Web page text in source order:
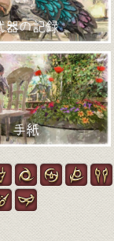
器の記録
手紙